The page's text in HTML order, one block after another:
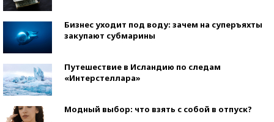
Бизнес уходит под воду: зачем на суперъяхты
закупают субмарины
Путешествие в Исландию по следам
«Интерстеллара»
Модный выбор: что взять с собой в отпуск?